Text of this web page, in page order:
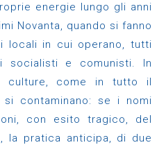
energie lungo gli anni
Novanta, quando si fanno
locali in cui operano, tutti
socialisti e comunisti. In
culture, come in tutto il
contaminano: se i nomi
con esito tragico, del
la pratica anticipa, di due